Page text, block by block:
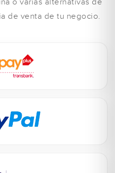
o varias alternativas de
de venta de tu negocio.